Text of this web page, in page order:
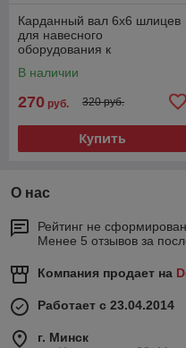
Карданный вал 6х6 шлицев
для навесного
оборудования к
В наличии
270 руб. 320 руб.
Купить
О нас
Рейтинг не сформирован
Менее 5 отзывов за
Компания продает на
Работает с 23.04.2014
г. Минск